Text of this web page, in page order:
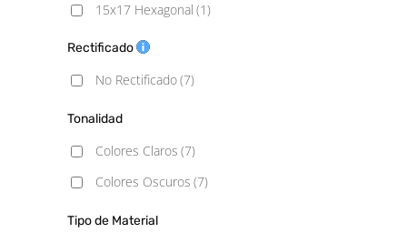
15x17 Hexagonal (1)
20X20 (1)
23x27 hexagonal
Rectificado
No Rectificado(7)
Tonalidad
Colores Claros (7)
Colores Oscuros (7)
Tipo de Material